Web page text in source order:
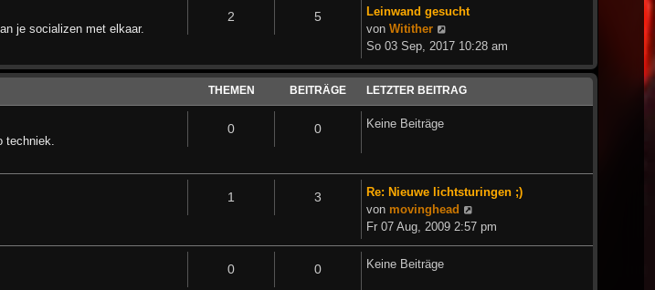
je socializen met elkaar.
2 5
Leinwand gesucht
von Witither
Beitrag
So 03 Sep, 2017 10:28 am
THEMEN BEITRÄGE LETZTER BEITRAG
0 0 Keine Beiträge
1 3
Re: Nieuwe lichtsturingen ;)
von movinghead
Beitrag
Fr 07 Aug, 2009 2:57 pm
0 0 Keine Beiträge